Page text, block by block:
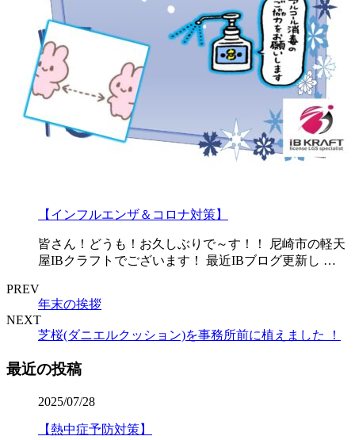
【インフルエンザ＆コロナ対策】
皆さん！どうも！お久しぶりで～す！！ 尼崎市の軽天
屋IBクラフトでございます！ 最近IBブログ更新し …
PREV
年末の挨拶
NEXT
芝桜(ダニエルクッション)を事務所前に植えました ！
最近の投稿
2025/07/28
【熱中症予防対策】